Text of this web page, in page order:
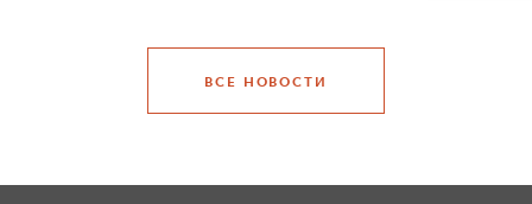
ВСЕ НОВОСТИ